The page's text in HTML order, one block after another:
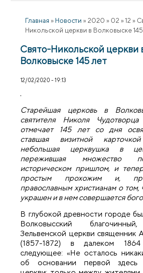
Главная » Новости » 2020 » 02 » 12 »
Никольской церкви в Волковыске
Свято-Никольской церкви
Волковыске 145 лет
12/02/2020 - 19:13
Старейшая церковь в
святителя Николя
отмечает 145 лет со дня
ставшая визитной
небольшая церквушка в
пережившая множество
историческом пришлом, и
простым прохожим и,
православным христианам о
украшен и в нем совершается
В глубокой древности городе
Волковысский
Зельвенской церкви священник
(1857-1872) в далеком
следующее: «Не осталось
об основании первой здесь